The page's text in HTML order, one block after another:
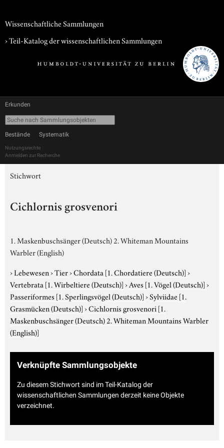
Wissenschaftliche Sammlungen
› Teil-Katalog der wissenschaftlichen Sammlungen
Erkunden
Bestände Systematik
Nutzungsrechte
Anmelden zur Recherche
Stichwort
Cichlornis grosvenori
1. Maskenbuschsänger (Deutsch) 2. Whiteman Mountains
Warbler (English)
›Lebewesen›Tier›Chordata [1. Chordatiere (Deutsch)]›
Vertebrata [1. Wirbeltiere (Deutsch)]›Aves [1. Vögel (Deutsch)]›
Passeriformes [1. Sperlingsvögel (Deutsch)]›Sylviidae [1.
Grasmücken (Deutsch)]›Cichlornis grosvenori [1.
Maskenbuschsänger (Deutsch) 2. Whiteman Mountains Warbler
(English)]
Verknüpfte Sammlungsobjekte
Zu diesem Stichwort sind im Teil-Katalog der
wissenschaftlichen Sammlungen derzeit keine Objekte
verzeichnet.